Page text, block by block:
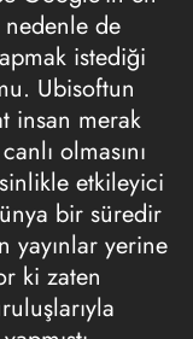
de
istediği
Ubisoftun
insan merak
olmasını
etkileyici
bir süredir
yayınlar yerine
ki zaten